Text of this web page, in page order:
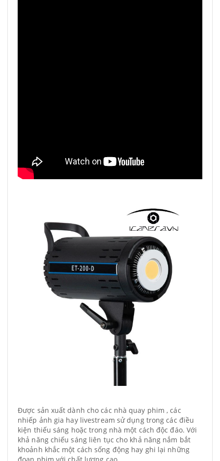
Được sản xuất dành cho các nhà quay phim , các
nhiếp ảnh gia hay livestream sử dụng trong các điều
kiện thiếu sáng hoặc trong nhà một cách độc đáo. Với
khả năng chiếu sáng liên tục cho khả năng nắm bắt
khoảnh khắc một cách sống động hay ghi lại những